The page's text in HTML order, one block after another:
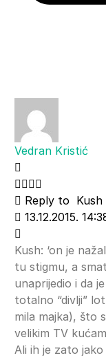
Vedran Kristić
Reply to Kush
13.12.2015.
Kush: ‘on je
tu stigmu, a
unaprijedio i da
totalno “divlji”
mila majka), što
velikim TV
Ali ih je zato